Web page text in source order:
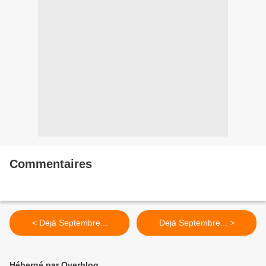
Commentaires
< Déjà Septembre... Déjà Septembre... >